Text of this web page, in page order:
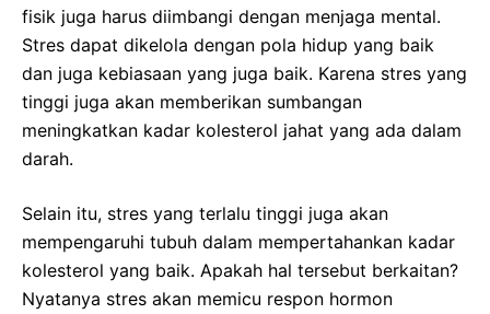
fisik juga harus diimbangi dengan menjaga mental.
Stres dapat dikelola dengan pola hidup yang baik
dan juga kebiasaan yang juga baik. Karena stres yang
tinggi juga akan memberikan sumbangan
meningkatkan kadar kolesterol jahat yang ada dalam
darah.
Selain itu, stres yang terlalu tinggi juga akan
mempengaruhi tubuh dalam mempertahankan kadar
kolesterol yang baik. Apakah hal tersebut berkaitan?
Nyatanya stres akan memicu respon hormon